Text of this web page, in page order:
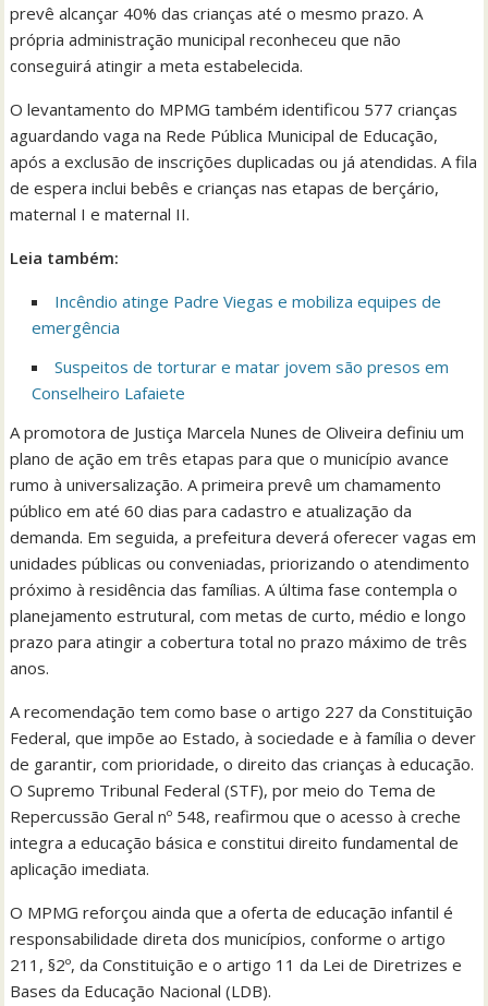
prevê alcançar 40% das crianças até o mesmo prazo. A
própria administração municipal reconheceu que não
conseguirá atingir a meta estabelecida.
O levantamento do MPMG também identificou 577 crianças
aguardando vaga na Rede Pública Municipal de Educação,
após a exclusão de inscrições duplicadas ou já atendidas. A fila
de espera inclui bebês e crianças nas etapas de berçário,
maternal I e maternal II.
Leia também:
Incêndio atinge Padre Viegas e mobiliza equipes de
emergência
Suspeitos de torturar e matar jovem são presos em
Conselheiro Lafaiete
A promotora de Justiça Marcela Nunes de Oliveira definiu um
plano de ação em três etapas para que o município avance
rumo à universalização. A primeira prevê um chamamento
público em até 60 dias para cadastro e atualização da
demanda. Em seguida, a prefeitura deverá oferecer vagas em
unidades públicas ou conveniadas, priorizando o atendimento
próximo à residência das famílias. A última fase contempla o
planejamento estrutural, com metas de curto, médio e longo
prazo para atingir a cobertura total no prazo máximo de três
anos.
A recomendação tem como base o artigo 227 da Constituição
Federal, que impõe ao Estado, à sociedade e à família o dever
de garantir, com prioridade, o direito das crianças à educação.
O Supremo Tribunal Federal (STF), por meio do Tema de
Repercussão Geral nº 548, reafirmou que o acesso à creche
integra a educação básica e constitui direito fundamental de
aplicação imediata.
O MPMG reforçou ainda que a oferta de educação infantil é
responsabilidade direta dos municípios, conforme o artigo
211, §2º, da Constituição e o artigo 11 da Lei de Diretrizes e
Bases da Educação Nacional (LDB).